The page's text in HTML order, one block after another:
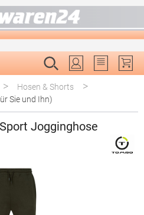
Du hast 0
> Hosen & Shorts >
Sie und Ihn)
Jogginghose